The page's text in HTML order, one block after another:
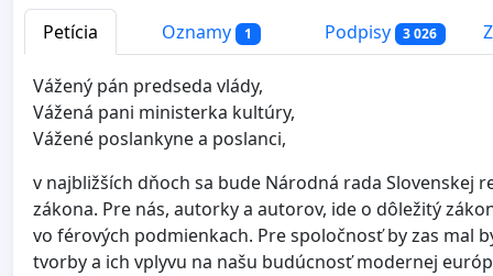
Petícia Oznamy 1 Podpisy 3 026
Vážený pán predseda vlády,
Vážená pani ministerka kultúry,
Vážené poslankyne a poslanci,
v najbližších dňoch sa bude Národná rada
zákona. Pre nás, autorky a autorov, ide o dôležitý
vo férových podmienkach. Pre spoločnosť by zas mal
tvorby a ich vplyvu na našu budúcnosť modernej